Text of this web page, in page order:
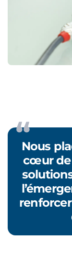
Nous
cœur de